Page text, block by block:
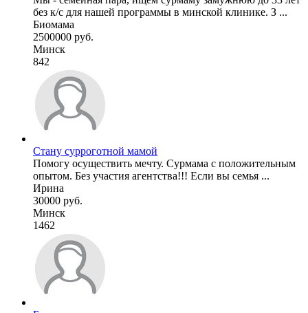
без к/с для нашей программы в минской клинике. З ...
Биомама
2500000 руб.
Минск
842
Стану сурроготной мамой
Помогу осуществить мечту. Сурмама с положительным
опытом. Без участия агентства!!! Если вы семья ...
Ирина
30000 руб.
Минск
1462